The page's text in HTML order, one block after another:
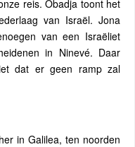
reis. Obadja toont het
van Israël. Jona
van een Israëliet
in Ninevé. Daar
dat er geen ramp zal
in Galilea, ten noorden